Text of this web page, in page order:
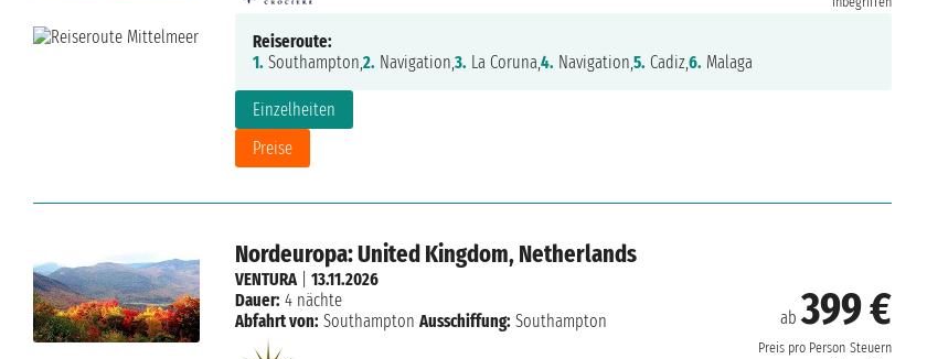
Einzelheiten
Preise
Reiseroute:
1. Southampton,2. Navigation,3. La Coruna,4. Navigation,5. Cadiz,6. Malaga
Nordeuropa: United Kingdom, Netherlands
ab399 €
Preis pro Person Steuern
VENTURA|13.11.2026
Dauer: 4 nächte
Abfahrt von: Southampton Ausschiffung: Southampton